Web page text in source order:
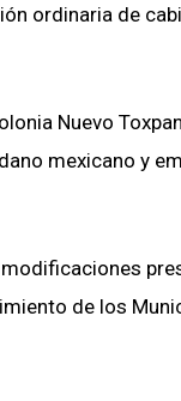
ordinaria de
Nuevo
mexicano y
de los